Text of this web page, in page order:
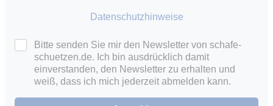
Datenschutzhinweise
Bitte senden Sie mir den Newsletter von schafe-
schuetzen.de. Ich bin ausdrücklich damit
einverstanden, den Newsletter zu erhalten und
weiß, dass ich mich jederzeit abmelden kann.